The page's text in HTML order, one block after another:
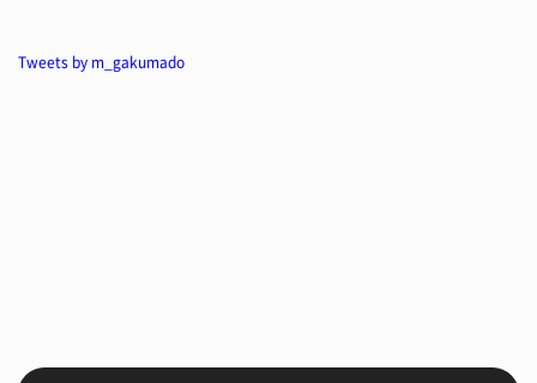
Tweets by m_gakumado